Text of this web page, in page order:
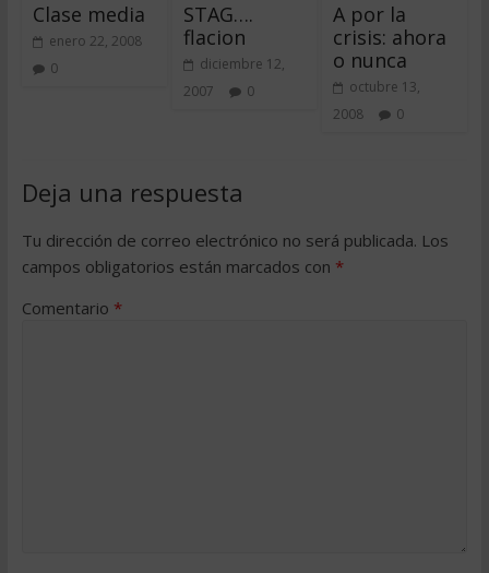
Clase media
enero 22, 2008
0
STAG….
flacion
diciembre 12,
2007
0
A por la
crisis: ahora
o nunca
octubre 13,
2008
0
Deja una respuesta
Tu dirección de correo electrónico no será publicada. Los
campos obligatorios están marcados con *
Comentario *